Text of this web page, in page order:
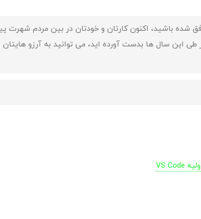
شده باشید، اکنون کارتان و خودتان در بین مردم شهرت
این سال ها بدست آورده اید، می توانید به آرزو هایتان